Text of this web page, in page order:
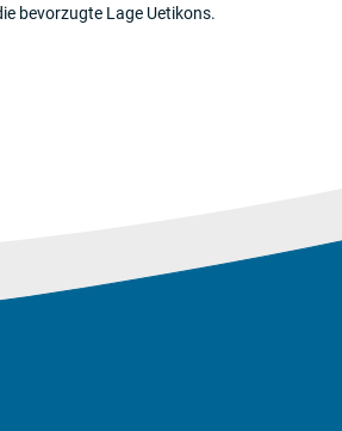
bevorzugte Lage Uetikons.